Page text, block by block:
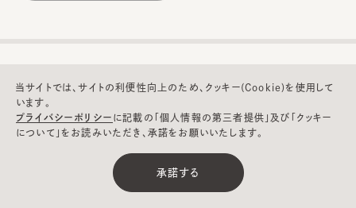
©CA4LA INC. All Rights Reserved.
当サイトでは、サイトの利便性向上のため、クッキー(Cookie)を使用して
います。
プライバシーポリシー に記載の「個人情報の第三者提供」及び「クッキー
について」をお読みいただき、承諾をお願いいたします。
承諾する